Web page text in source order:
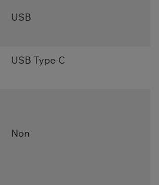
USB
USB Type-C
Non